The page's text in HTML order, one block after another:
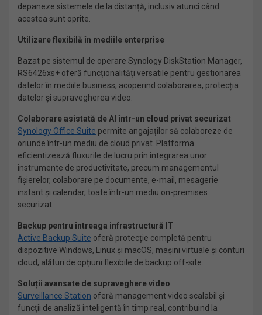
depaneze sistemele de la distanță, inclusiv atunci când
acestea sunt oprite.
Utilizare flexibilă în mediile enterprise
Bazat pe sistemul de operare Synology DiskStation Manager,
RS6426xs+ oferă funcționalități versatile pentru gestionarea
datelor în mediile business, acoperind colaborarea, protecția
datelor și supravegherea video.
Colaborare asistată de AI într-un cloud privat securizat
Synology Office Suite permite angajaților să colaboreze de
oriunde într-un mediu de cloud privat. Platforma
eficientizează fluxurile de lucru prin integrarea unor
instrumente de productivitate, precum managementul
fișierelor, colaborare pe documente, e-mail, mesagerie
instant și calendar, toate într-un mediu on-premises
securizat.
Backup pentru întreaga infrastructură IT
Active Backup Suite oferă protecție completă pentru
dispozitive Windows, Linux și macOS, mașini virtuale și conturi
cloud, alături de opțiuni flexibile de backup off-site.
Soluții avansate de supraveghere video
Surveillance Station oferă management video scalabil și
funcții de analiză inteligentă în timp real, contribuind la